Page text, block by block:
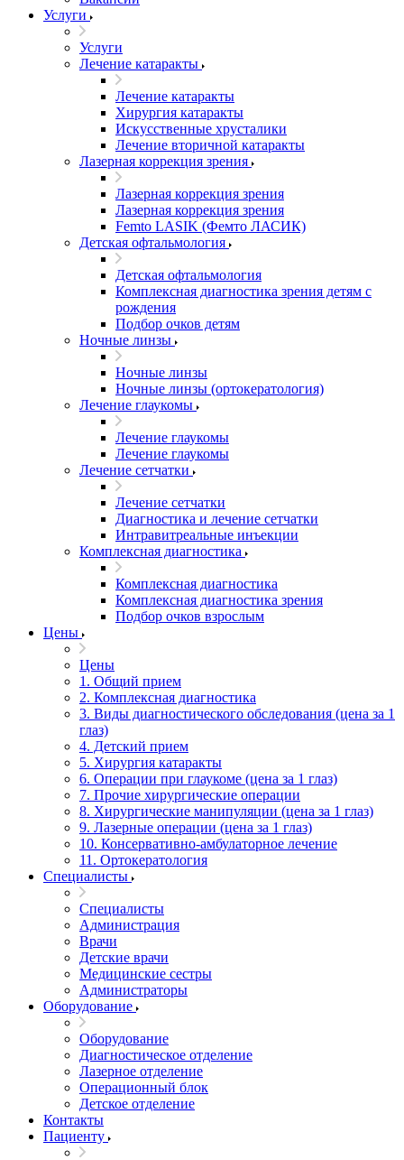
Услуги
Услуги
Лечение катаракты
Лечение катаракты
Хирургия катаракты
Искусственные хрусталики
Лечение вторичной катаракты
Лазерная коррекция зрения
Лазерная коррекция зрения
Лазерная коррекция зрения
Femto LASIK (Фемто ЛАСИК)
Детская офтальмология
Детская офтальмология
Комплексная диагностика зрения детям c
рождения
Подбор очков детям
Ночные линзы
Ночные линзы
Ночные линзы (ортокератология)
Лечение глаукомы
Лечение глаукомы
Лечение глаукомы
Лечение сетчатки
Лечение сетчатки
Диагностика и лечение сетчатки
Интравитреальные инъекции
Комплексная диагностика
Комплексная диагностика
Комплексная диагностика зрения
Подбор очков взрослым
Цены
Цены
1. Общий прием
2. Комплексная диагностика
3. Виды диагностического обследования (цена за 1
глаз)
4. Детский прием
5. Хирургия катаракты
6. Операции при глаукоме (цена за 1 глаз)
7. Прочие хирургические операции
8. Хирургические манипуляции (цена за 1 глаз)
9. Лазерные операции (цена за 1 глаз)
10. Консервативно-амбулаторное лечение
11. Ортокератология
Специалисты
Специалисты
Администрация
Врачи
Детские врачи
Медицинские сестры
Администраторы
Оборудование
Оборудование
Диагностическое отделение
Лазерное отделение
Операционный блок
Детское отделение
Контакты
Пациенту